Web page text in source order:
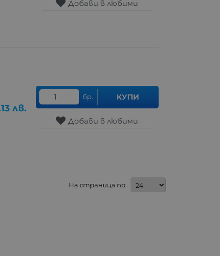
Добави в любими
лв.
бр. КУПИ
Добави в любими
На страница по: